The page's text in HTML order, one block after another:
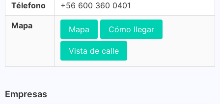
Télefono +56 600 360 0401
Mapa Mapa Cómo llegar
Vista de calle
Empresas